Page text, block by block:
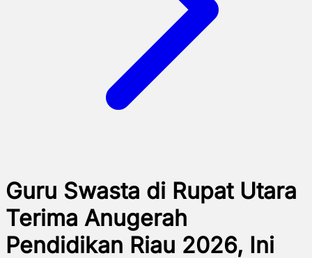
Guru Swasta di Rupat Utara
Terima Anugerah
Pendidikan Riau 2026, Ini